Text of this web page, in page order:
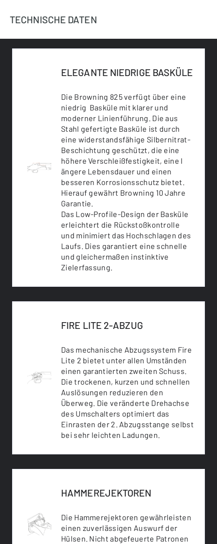
TECHNISCHE DATEN
ELEGANTE NIEDRIGE BASKÜLE
Die Browning 825 verfügt über eine
niedrig Basküle mit klarer und
moderner Linienführung. Die aus
Stahl gefertigte Basküle ist durch
eine widerstandsfähige Silbernitrat-
Beschichtung geschützt, die eine
höhere Verschleißfestigkeit, eine l
ängere Lebensdauer und einen
besseren Korrosionsschutz bietet.
Hierauf gewährt Browning 10 Jahre
Garantie.
Das Low-Profile-Design der Basküle
erleichtert die Rückstoßkontrolle
und minimiert das Hochschlagen des
Laufs. Dies garantiert eine schnelle
und gleichermaßen instinktive
Zielerfassung.
FIRE LITE 2-ABZUG
Das mechanische Abzugssystem Fire
Lite 2 bietet unter allen Umständen
einen garantierten zweiten Schuss.
Die trockenen, kurzen und schnellen
Auslösungen reduzieren den
Überweg. Die veränderte Drehachse
des Umschalters optimiert das
Einrasten der 2. Abzugsstange selbst
bei sehr leichten Ladungen.
HAMMEREJEKTOREN
Die Hammerejektoren gewährleisten
einen zuverlässigen Auswurf der
Hülsen. Nicht abgefeuerte Patronen